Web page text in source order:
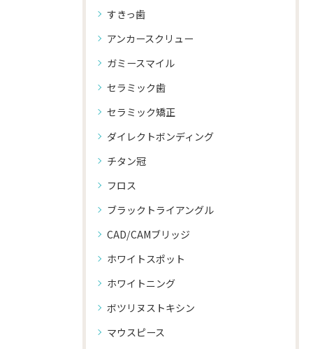
すきっ歯
アンカースクリュー
ガミースマイル
セラミック歯
セラミック矯正
ダイレクトボンディング
チタン冠
フロス
ブラックトライアングル
CAD/CAMブリッジ
ホワイトスポット
ホワイトニング
ボツリヌストキシン
マウスピース